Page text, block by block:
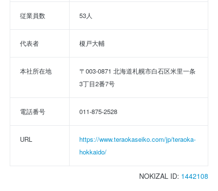
従業員数 53人
代表者 榎戸大輔
本社所在地
〒003-0871 北海道札幌市白石区米里一条
3丁目2番7号
電話番号 011-875-2528
URL
https://www.teraokaseiko.com/jp/teraoka-
hokkaido/
NOKIZAL ID: 1442108